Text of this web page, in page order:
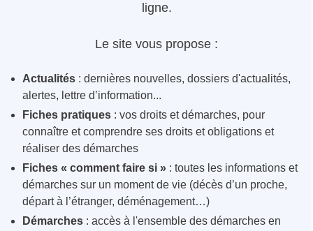
ligne.
Le site vous propose :
Actualités : dernières nouvelles, dossiers d'actualités,
alertes, lettre d’information...
Fiches pratiques : vos droits et démarches, pour
connaître et comprendre ses droits et obligations et
réaliser des démarches
Fiches « comment faire si » : toutes les informations et
démarches sur un moment de vie (décès d’un proche,
départ à l’étranger, déménagement…)
Démarches : accès à l'ensemble des démarches en